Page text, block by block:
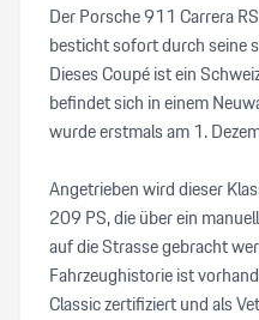
Der Porsche 911 Carrera
besticht sofort durch seine
Dieses Coupé ist ein
befindet sich in einem
wurde erstmals am 1.
Angetrieben wird dieser
209 PS, die über ein
auf die Strasse gebracht
Fahrzeughistorie ist
Classic zertifiziert und als